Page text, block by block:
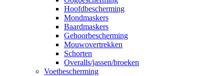
Hoofdbescherming
Mondmaskers
Baardmaskers
Gehoorbescherming
Mouwovertrekken
Schorten
Overalls/jassen/broeken
Voetbescherming